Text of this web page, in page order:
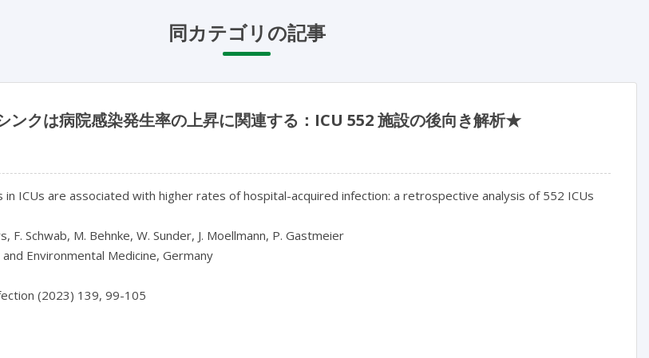
同カテゴリの記事
ンクは病院感染発生率の上昇に関連する：ICU 552 施設の後向き解析★
in ICUs are associated with higher rates of hospital-acquired infection: a retrospective analysis of 552 ICUs
F. Schwab, M. Behnke, W. Sunder, J. Moellmann, P. Gastmeier
Environmental Medicine, Germany
(2023) 139, 99-105